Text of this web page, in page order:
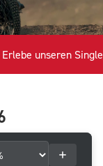
unseren